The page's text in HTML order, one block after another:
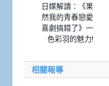
日媒解讀：《果
然我的青春戀愛
喜劇搞錯了》一
色彩羽的魅力!
相關報導